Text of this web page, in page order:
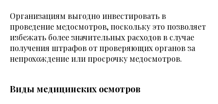
Организациям выгодно инвестировать в
проведение медосмотров, поскольку это позволяет
избежать более значительных расходов в случае
получения штрафов от проверяющих органов за
непрохождение или просрочку медосмотров.
Виды медицинских осмотров